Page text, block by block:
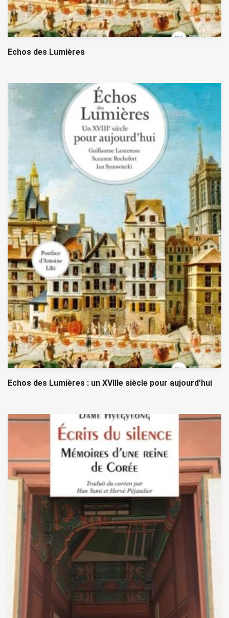
Echos des Lumières
Echos des Lumières : un XVIIIe siècle pour aujourd’hui